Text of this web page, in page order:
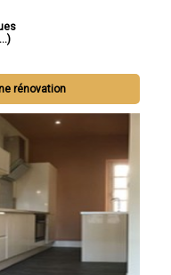
rénovation